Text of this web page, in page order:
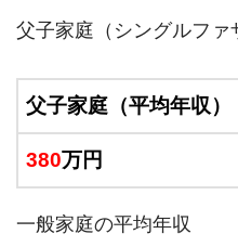
父子家庭（シングルファ
父子家庭（平均年収）
380万円
一般家庭の平均年収